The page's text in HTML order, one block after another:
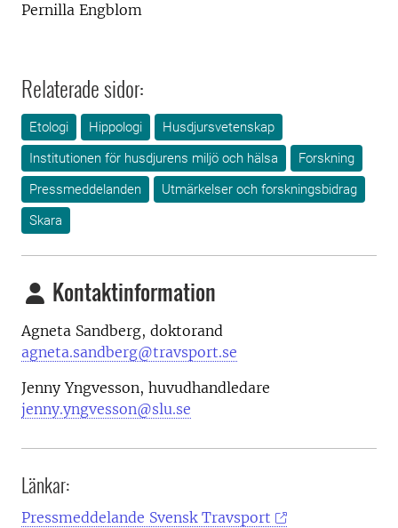
Pernilla Engblom
Relaterade sidor:
Etologi Hippologi
Husdjursvetenskap
Institutionen för husdjurens miljö och hälsa
Forskning
Pressmeddelanden
Utmärkelser och forskningsbidrag
Skara
Kontaktinformation
Agneta Sandberg, doktorand
agneta.sandberg@travsport.se
Jenny Yngvesson, huvudhandledare
jenny.yngvesson@slu.se
Länkar:
Pressmeddelande Svensk Travsport